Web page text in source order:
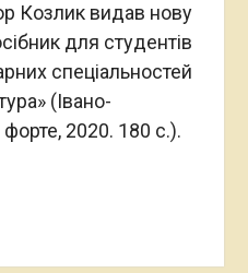
Козлик видав нову
для студентів
спеціальностей
(Івано-
2020. 180 с.).